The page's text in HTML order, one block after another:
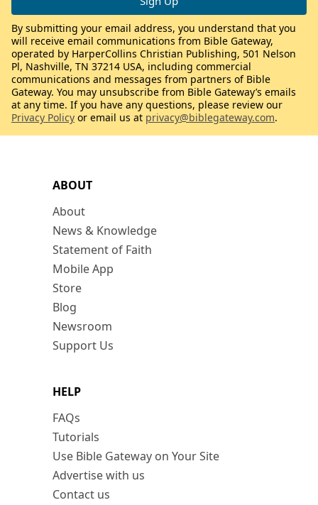
ABOUT
About
News & Knowledge
Statement of Faith
Mobile App
Store
Blog
Newsroom
Support Us
HELP
FAQs
Tutorials
Use Bible Gateway on Your Site
Advertise with us
Contact us
By submitting your email address, you understand that you
will receive email communications from Bible Gateway,
operated by HarperCollins Christian Publishing, 501 Nelson
Pl, Nashville, TN 37214 USA, including commercial
communications and messages from partners of Bible
Gateway. You may unsubscribe from Bible Gateway’s emails
at any time. If you have any questions, please review our
Privacy Policy or email us at privacy@biblegateway.com.